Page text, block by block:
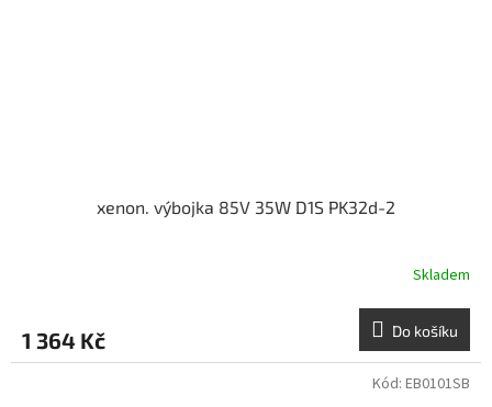
xenon. výbojka 85V 35W D1S PK32d-2
Skladem
1 364 Kč Do košíku
Kód: EB0101SB